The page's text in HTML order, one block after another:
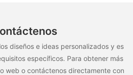
diseños e ideas personalizados y es
específicos. Para obtener más
web o contáctenos directamente con